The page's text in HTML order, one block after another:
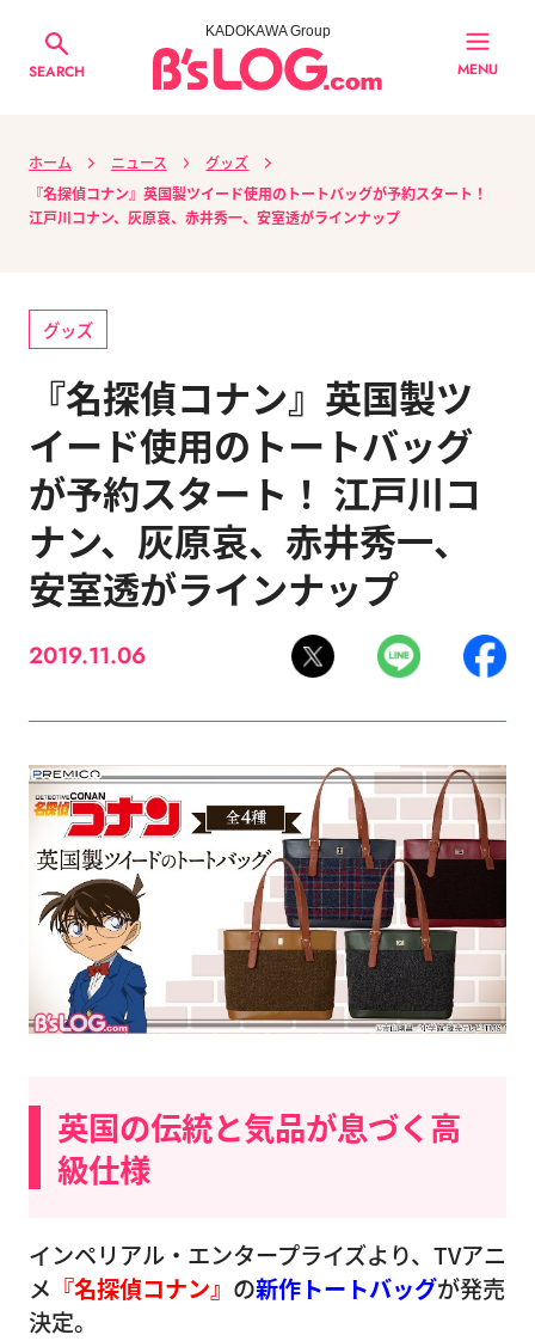
SEARCH
KADOKAWA Group
MENU
ホーム ニュース
グッズ
『名探偵コナン』英国製ツイード使用のトートバッグが予約スタート！
江戸川コナン、灰原哀、赤井秀一、安室透がラインナップ
グッズ
『名探偵コナン』英国製ツ
イード使用のトートバッグ
が予約スタート！ 江戸川コ
ナン、灰原哀、赤井秀一、
安室透がラインナップ
2019.11.06
英国の伝統と気品が息づく高
級仕様
インペリアル・エンタープライズより、TVアニ
メ 『名探偵コナン』 の新作トートバッグが発売
決定。